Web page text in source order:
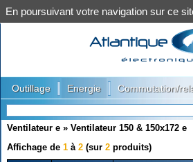
Outillage Energie Commutation/
Ventilateur e » Ventilateur 150 & 150x172 e
Affichage de 1 à 2 (sur 2 produits)
En poursuivant votre navigation sur ce